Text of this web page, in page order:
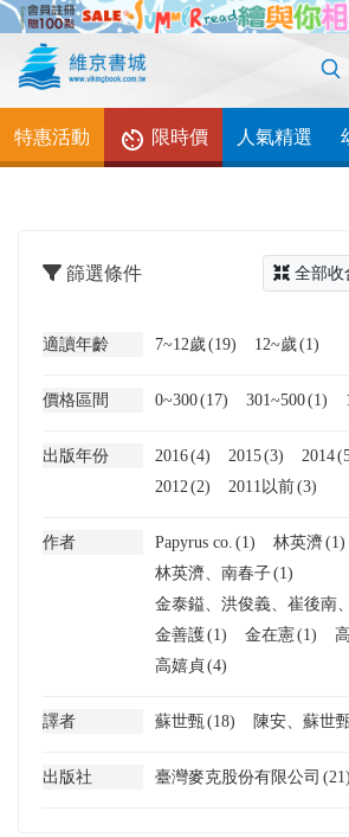
特惠活動 限時價 人氣精選
篩選條件 全部收
適讀年齡 7~12歲(19) 12~歲(1)
價格區間 0~300(17) 301~500(1)
出版年份 2016(4) 2015(3) 2014
2012(2) 2011以前(3)
作者 Papyrus co. (1) 林英濟(1)
林英濟、南春子(1)
金泰鎰、洪俊義、崔後南
金善護(1) 金在憲(1)
高嬉貞(4)
譯者 蘇世甄(18) 陳安、蘇世
出版社 臺灣麥克股份有限公司 (21)